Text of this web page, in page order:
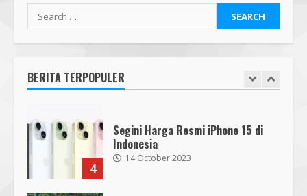
Search
for:
BERITA TERPOPULER
3
Bukan Sekadar Bersih-Bersih, KKN
UMMAT dan Warga Sesela Perkuat
Ketangguhan Desa dari Risiko
18 July 2026
4
Segini Harga Resmi iPhone 15 di
Indonesia
14 October 2023